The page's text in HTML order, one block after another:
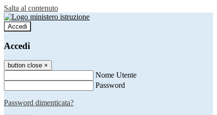
Salta al contenuto
Accedi
Accedi
button close ×
Nome Utente
Password
Password dimenticata?